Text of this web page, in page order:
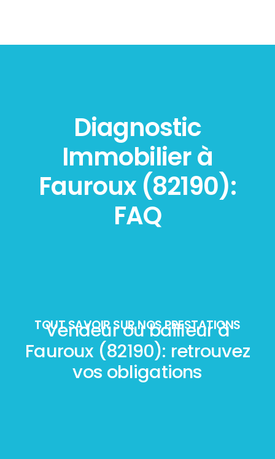
Diagnostic
Immobilier à
Fauroux (82190):
FAQ
TOUT SAVOIR SUR NOS PRESTATIONS
Vendeur ou bailleur à
Fauroux (82190): retrouvez
vos obligations